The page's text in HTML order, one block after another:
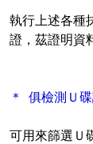
執行上述各種
證，茲證明資
＊ 俱檢測Ｕ碟
可用來篩選Ｕ